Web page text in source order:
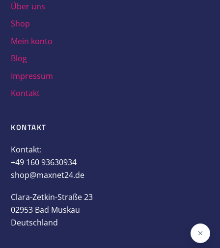
Über uns
Shop
Mein konto
Blog
Impressum
Kontakt
KONTAKT
Kontakt:
+49 160 93630934
shop@maxnet24.de
Clara-Zetkin-Straße 23
02953 Bad Muskau
Deutschland